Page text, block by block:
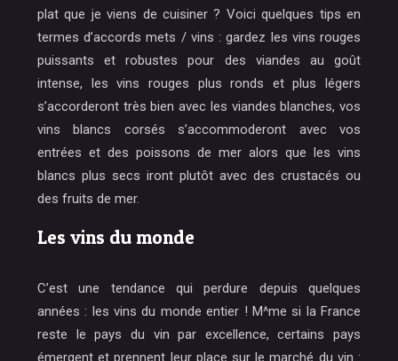
plat que je viens de cuisiner ? Voici quelques tips en
termes d’accords mets / vins : gardez les vins rouges
puissants et robustes pour des viandes au goût
intense, les vins rouges plus ronds et plus légers
s’accorderont très bien avec les viandes blanches, vos
vins blancs corsés s’accommoderont avec vos
entrées et des poissons de mer alors que les vins
blancs plus secs iront plutôt avec des crustacés ou
des fruits de mer.
Les vins du monde
C’est une tendance qui perdure depuis quelques
années : les vins du monde entier ! M^me si la France
reste le pays du vin par excellence, certains pays
émergent et prennent leur place sur le marché du vin :